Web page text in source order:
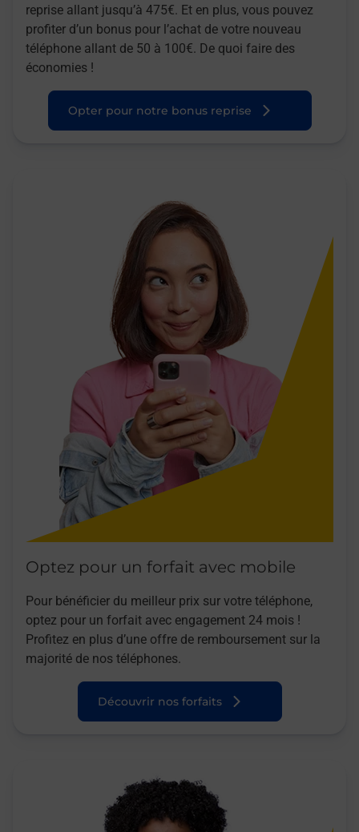
reprise allant jusqu’à 475€. Et en plus, vous pouvez
profiter d’un bonus pour l’achat de votre nouveau
téléphone allant de 50 à 100€. De quoi faire des
économies !
Opter pour notre bonus reprise
Optez pour un forfait avec mobile
Pour bénéficier du meilleur prix sur votre téléphone,
optez pour un forfait avec engagement 24 mois !
Profitez en plus d’une offre de remboursement sur la
majorité de nos téléphones.
Découvrir nos forfaits